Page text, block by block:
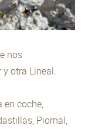
nos
otra Lineal.
en coche,
Piornal,